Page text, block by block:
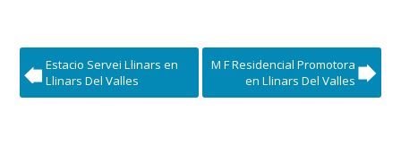
Estacio Servei Llinars en
Llinars Del Valles
M F Residencial Promotora
en Llinars Del Valles